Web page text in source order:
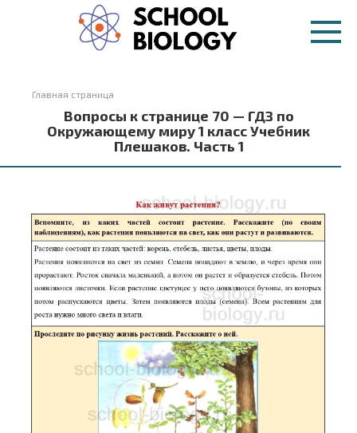
Главная страница
Вопросы к странице 70 — ГДЗ по
Окружающему миру 1 класс Учебник
Плешаков. Часть 1